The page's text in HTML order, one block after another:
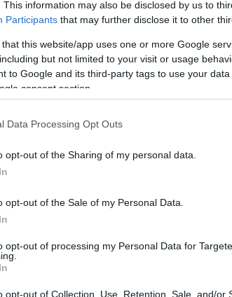
This information may also be disclosed by us to
Participants that may further disclose it to other
that this website/app uses one or more Google
but not limited to your visit or usage
to Google and its third-party tags to use your
consent section.
Data Processing Opt Outs
opt-out of the Sharing of my personal data.
opt-out of the Sale of my Personal Data.
opt-out of processing my Personal Data for
opt-out of Collection, Use, Retention, Sale, and/or
Tetszik 0
Design (DSD) a 3D nyomtatás egyik
felgyorsító, a területet tovább modernizáló tevő
A cél érdekében igyekszik együttműködni a
és a jövő fogászatát megalapozó…